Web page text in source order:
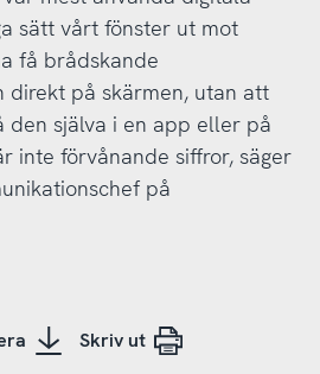
sätt vårt fönster ut mot
få brådskande
direkt på skärmen, utan att
den själva i en app eller på
inte förvånande siffror, säger
på
Skriv ut